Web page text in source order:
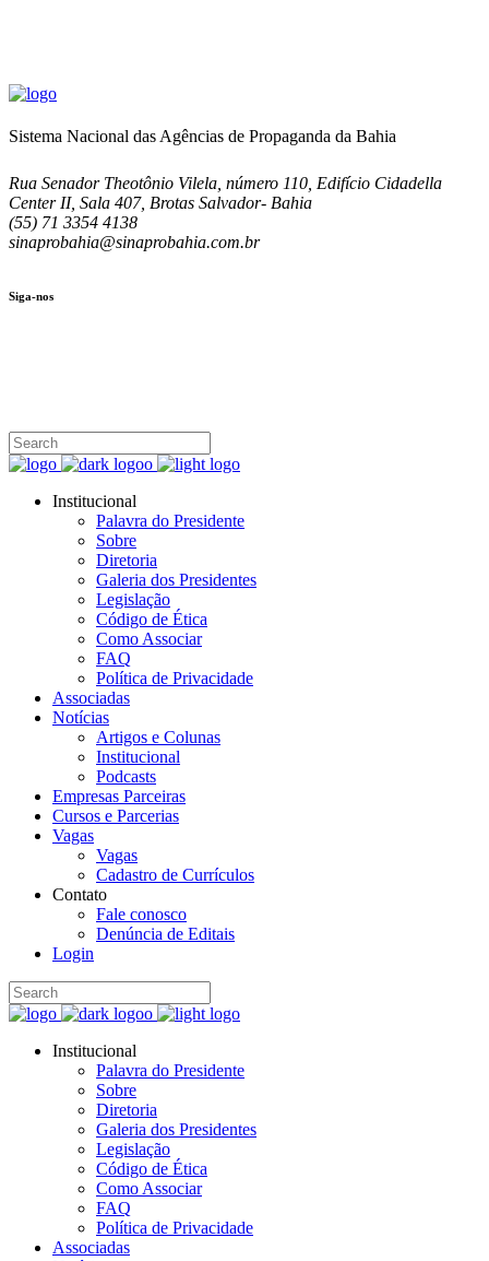
Sistema Nacional das Agências de Propaganda da Bahia
Rua Senador Theotônio Vilela, número 110, Edifício Cidadella
Center II, Sala 407, Brotas Salvador- Bahia
(55) 71 3354 4138
sinaprobahia@sinaprobahia.com.br
Siga-nos
Institucional
Palavra do Presidente
Sobre
Diretoria
Galeria dos Presidentes
Legislação
Código de Ética
Como Associar
FAQ
Política de Privacidade
Associadas
Notícias
Artigos e Colunas
Institucional
Podcasts
Empresas Parceiras
Cursos e Parcerias
Vagas
Vagas
Cadastro de Currículos
Contato
Fale conosco
Denúncia de Editais
Login
Institucional
Palavra do Presidente
Sobre
Diretoria
Galeria dos Presidentes
Legislação
Código de Ética
Como Associar
FAQ
Política de Privacidade
Associadas